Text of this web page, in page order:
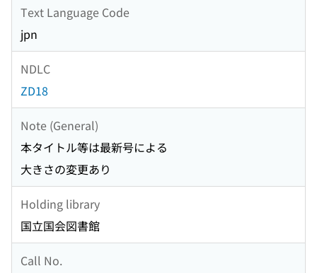
Text Language Code
jpn
NDLC
ZD18
Note (General)
本タイトル等は最新号による
大きさの変更あり
Holding library
国立国会図書館
Call No.